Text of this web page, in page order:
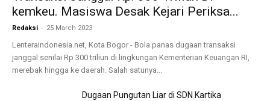
kemkeu. Masiswa Desak Kejari Periksa...
Redaksi - 25 March 2023
Lenteraindonesia.net, Kota Bogor - Bola panas dugaan transaksi
janggal senilai Rp 300 triliun di lingkungan Kementerian Keuangan RI,
merebak hingga ke daerah. Salah satunya...
Dugaan Pungutan Liar di SDN Kartika